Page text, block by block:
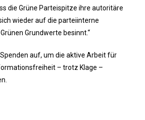
die Grüne Parteispitze ihre autoritäre
wieder auf die parteiinterne
Grundwerte besinnt.“
auf, um die aktive Arbeit für
– trotz Klage –